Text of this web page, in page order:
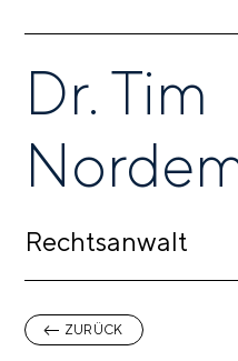
Dr. Tim
Rechtsanwalt
ZURÜCK